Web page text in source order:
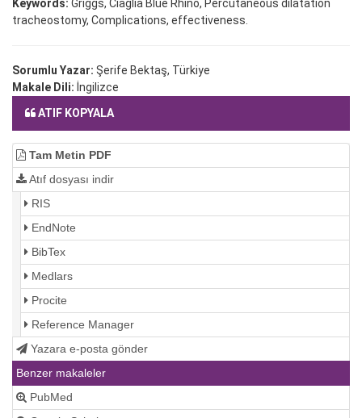
Keywords: Griggs, Ciaglia Blue Rhino, Percutaneous dilatation
tracheostomy, Complications, effectiveness.
Sorumlu Yazar: Şerife Bektaş, Türkiye
Makale Dili: İngilizce
ATIF KOPYALA
Tam Metin PDF
Atıf dosyası indir
RIS
EndNote
BibTex
Medlars
Procite
Reference Manager
Yazara e-posta gönder
Benzer makaleler
PubMed